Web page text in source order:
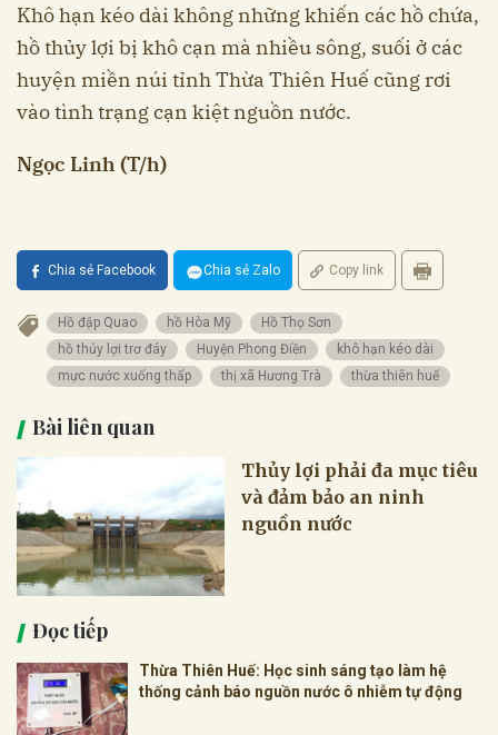
Khô hạn kéo dài không những khiến các hồ chứa,
hồ thủy lợi bị khô cạn mà nhiều sông, suối ở các
huyện miền núi tỉnh Thừa Thiên Huế cũng rơi
vào tình trạng cạn kiệt nguồn nước.
Ngọc Linh (T/h)
Chia sẻ Facebook Chia sẻ Zalo Copy link
Hồ đập Quao hồ Hòa Mỹ
Hồ Thọ Sơn
hồ thủy lợi trơ đáy
Huyện Phong Điền
khô hạn kéo dài
mực nước xuống thấp
thị xã Hương Trà thừa thiên huế
Bài liên quan
Thủy lợi phải đa mục tiêu
và đảm bảo an ninh
nguồn nước
Đọc tiếp
Thừa Thiên Huế: Học sinh sáng tạo làm hệ
thống cảnh báo nguồn nước ô nhiễm tự động